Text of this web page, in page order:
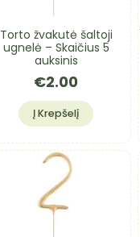
Torto žvakutė šaltoji
ugnelė – Skaičius 5
auksinis
€2.00
Į Krepšelį